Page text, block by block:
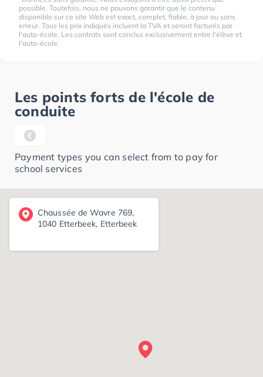
possible. Toutefois, nous ne pouvons garantir que le contenu
disponible sur ce site Web est exact, complet, fiable, à jour ou sans
erreur. Tous les prix indiqués incluent la TVA et seront facturés par
l'auto-école. Les contrats sont conclus exclusivement entre l'élève et
l'auto-école.
Les points forts de l'école de
conduite
Payment types you can select from to pay for
school services
Chaussée de Wavre 769,
1040 Etterbeek, Etterbeek